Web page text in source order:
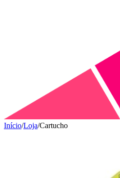
Início/Loja/Cartucho